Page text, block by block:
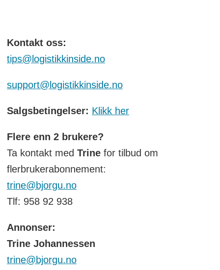
Kontakt oss:
tips@logistikkinside.no
support@logistikkinside.no
Salgsbetingelser: Klikk her
Flere enn 2 brukere?
Ta kontakt med Trinefor tilbud om
flerbrukerabonnement:
trine@bjorgu.no
Tlf: 958 92 938
Annonser:
Trine Johannessen
trine@bjorgu.no